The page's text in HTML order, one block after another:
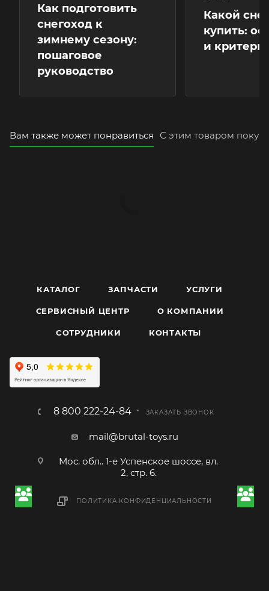
Как подготовить
снегоход к
зимнему сезону:
пошаговое
руководство
Какой
купить:
и
Вам также может понравиться С этим товаром
КАТАЛОГ ЗАПЧАСТИ УСЛУГИ
СЕРВИСНЫЙ ЦЕНТР О КОМПАНИИ
CОТРУДНИКИ КОНТАКТЫ
8 800 222-24-84 ЗАКАЗАТЬ ЗВОНОК
mail@brutal-toys.ru
Мос. обл.. 1-е Успенское шоссе, вл.
2, стр. 6.
ПОЛИТИКА КОНФИДЕНЦИАЛЬНОСТИ